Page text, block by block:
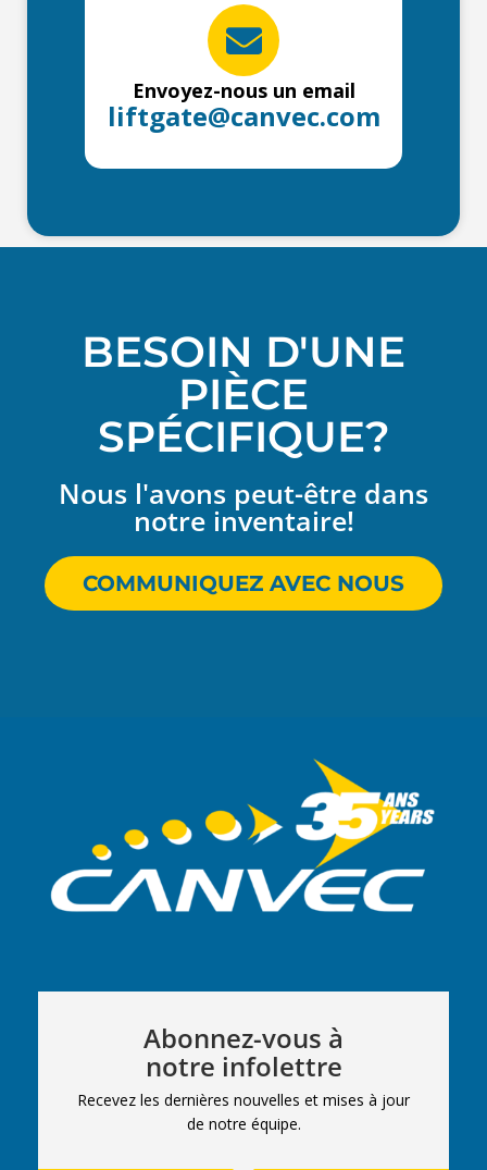
Envoyez-nous un email
liftgate@canvec.com
BESOIN D'UNE
PIÈCE
SPÉCIFIQUE?
Nous l'avons peut-être dans
notre inventaire!
COMMUNIQUEZ AVEC NOUS
Abonnez-vous à
notre infolettre
Recevez les dernières nouvelles et mises à jour
de notre équipe.